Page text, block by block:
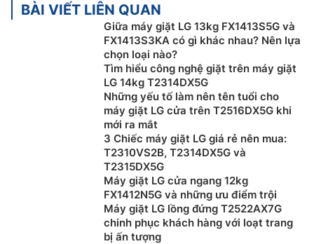
BÀI VIẾT LIÊN QUAN
Giữa máy giặt LG 13kg FX1413S5G và
FX1413S3KA có gì khác nhau? Nên lựa
chọn loại nào?
Tìm hiểu công nghệ giặt trên máy giặt
LG 14kg T2314DX5G
Những yếu tố làm nên tên tuổi cho
máy giặt LG cửa trên T2516DX5G khi
mới ra mắt
3 Chiếc máy giặt LG giá rẻ nên mua:
T2310VS2B, T2314DX5G và
T2315DX5G
Máy giặt LG cửa ngang 12kg
FX1412N5G và những ưu điểm trội
Máy giặt LG lồng đứng T2522AX7G
chinh phục khách hàng với loạt trang
bị ấn tượng